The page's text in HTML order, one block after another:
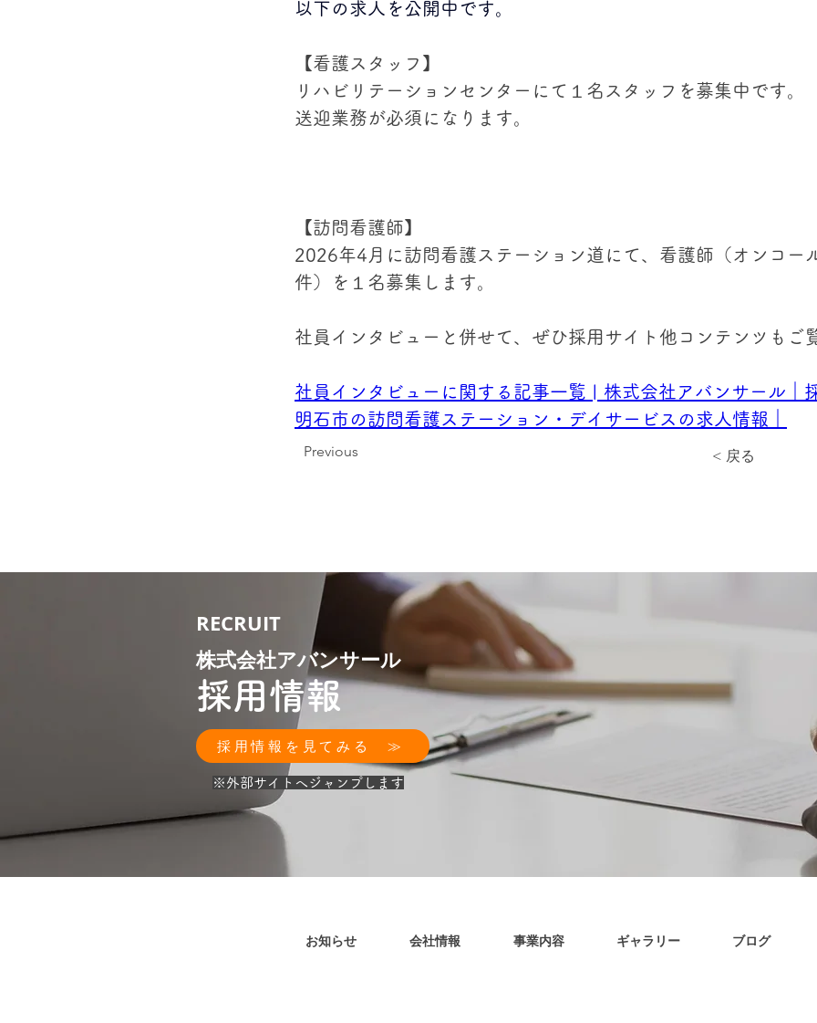
以下の求人を公開中です。
【看護スタッフ】
リハビリテーションセンターにて１名スタッフを募集中です。
送迎業務が必須になります。
【訪問看護師】
2026年4月に訪問看護ステーション道にて、看護師（オンコー
件）を１名募集します。
社員インタビューと併せて、ぜひ採用サイト他コンテンツもご
社員インタビューに関する記事一覧 | 株式会社アバンサール｜
明石市の訪問看護ステーション・デイサービスの求人情報｜
Previous < 戻る
RECRUIT
株式会社アバンサール
採用情報
採用情報を見てみる ≫
​※外部サイトへジャンプします
お知らせ 会社情報 事業内容 ギャラリー ブログ